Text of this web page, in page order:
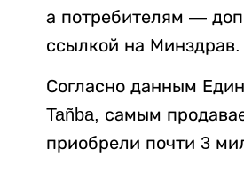
а потребителям —
ссылкой на Минздрав.
Согласно данным
Tañba, самым
приобрели почти 3